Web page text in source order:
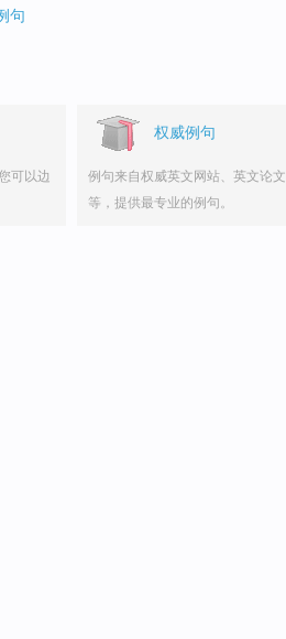
句
可以边
权威例句
例句来自权威英文网站、英文论文
等，提供最专业的例句。